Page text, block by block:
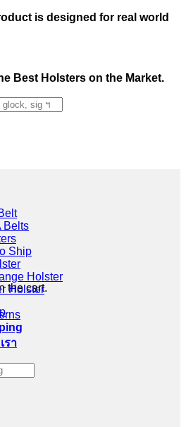
is designed for real world
Best Holsters on the Market.
the cart.
Belts
Ship
Holster
Holster
รา